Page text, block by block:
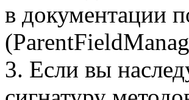
в документации
3. Если вы